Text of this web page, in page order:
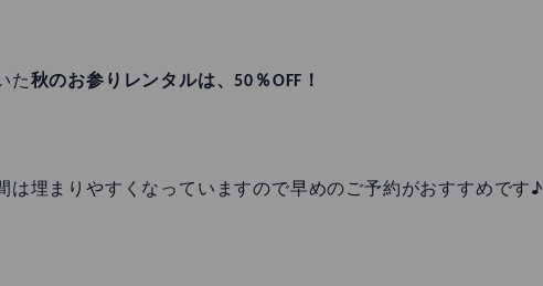
た秋のお参りレンタルは、50％OFF！
は埋まりやすくなっていますので早めのご予約がおすすめです♪